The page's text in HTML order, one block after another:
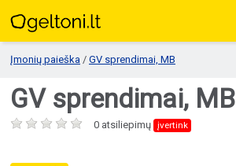
Įmonių paieška / GV sprendimai, MB
GV sprendimai, MB
0 atsiliepimų įvertink